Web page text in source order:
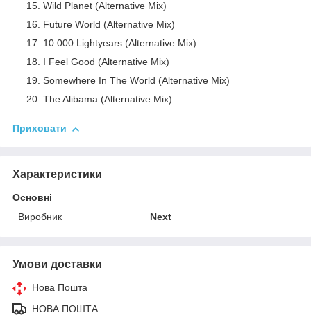
Wild Planet (Alternative Mix)
Future World (Alternative Mix)
10.000 Lightyears (Alternative Mix)
I Feel Good (Alternative Mix)
Somewhere In The World (Alternative Mix)
The Alibama (Alternative Mix)
Приховати
Характеристики
Основні
Виробник
Next
Умови доставки
Нова Пошта
НОВА ПОШТА